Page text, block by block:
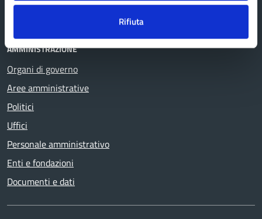
Rifiuta
Comune di Fanano
AMMINISTRAZIONE
Organi di governo
Aree amministrative
Politici
Uffici
Personale amministrativo
Enti e fondazioni
Documenti e dati